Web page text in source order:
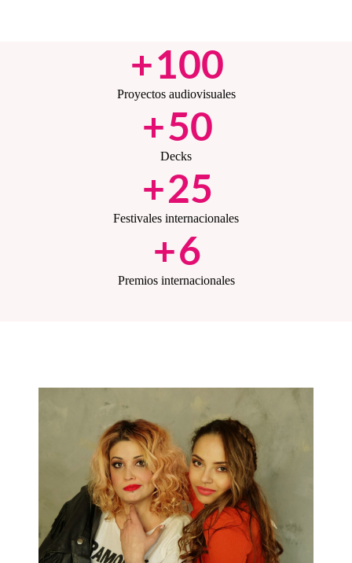
+100
Proyectos audiovisuales
+50
Decks
+25
Festivales internacionales
+6
Premios internacionales